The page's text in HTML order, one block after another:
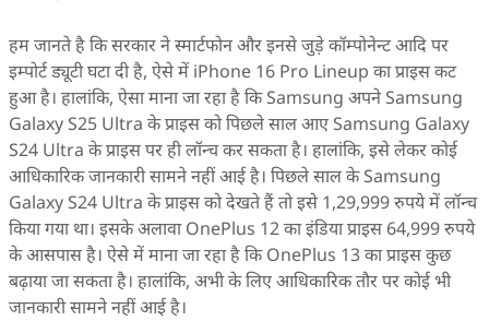
हम जानते है कि सरकार ने स्मार्टफोन और इनसे जुड़े कॉम्पोनेन्ट आदि पर
इम्पोर्ट ड्यूटी घटा दी है, ऐसे में iPhone 16 Pro Lineup का प्राइस कट
हुआ है। हालांकि, ऐसा माना जा रहा है कि Samsung अपने Samsung
Galaxy S25 Ultra के प्राइस को पिछले साल आए Samsung Galaxy
S24 Ultra के प्राइस पर ही लॉन्च कर सकता है। हालांकि, इसे लेकर कोई
आधिकारिक जानकारी सामने नहीं आई है। पिछले साल के Samsung
Galaxy S24 Ultra के प्राइस को देखते हैं तो इसे 1,29,999 रुपये में लॉन्च
किया गया था। इसके अलावा OnePlus 12 का इंडिया प्राइस 64,999 रुपये
के आसपास है। ऐसे में माना जा रहा है कि OnePlus 13 का प्राइस कुछ
बढ़ाया जा सकता है। हालांकि, अभी के लिए आधिकारिक तौर पर कोई भी
जानकारी सामने नहीं आई है।